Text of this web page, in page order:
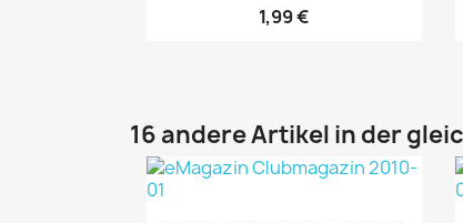
1,99 €
16 andere Artikel in der